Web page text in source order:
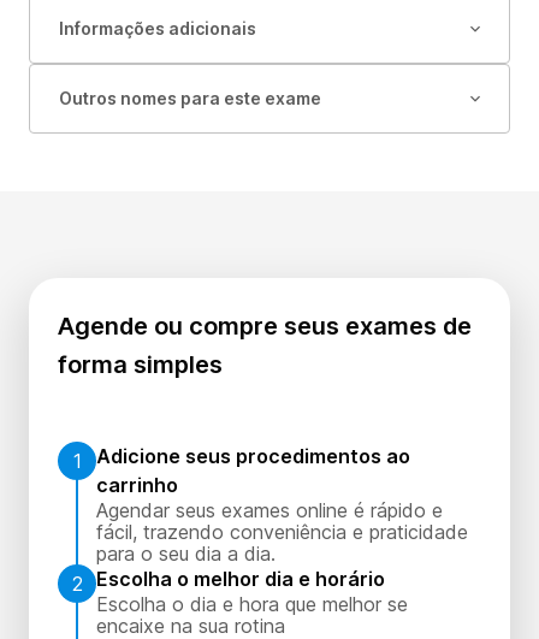
Informações adicionais
Outros nomes para este exame
Agende ou compre seus exames de
forma simples
1
Adicione seus procedimentos ao
carrinho
Agendar seus exames online é rápido e
fácil, trazendo conveniência e praticidade
para o seu dia a dia.
2
Escolha o melhor dia e horário
Escolha o dia e hora que melhor se
encaixe na sua rotina